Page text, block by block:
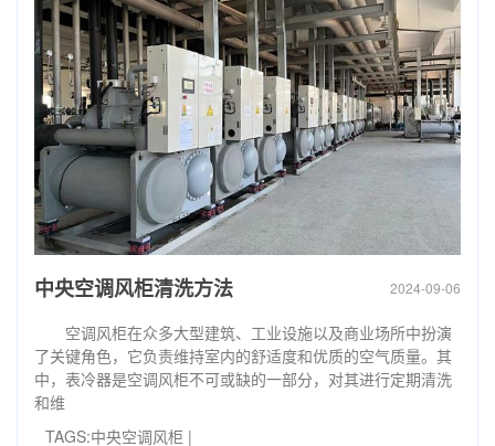
中央空调风柜清洗方法 2024-09-06
空调风柜在众多大型建筑、工业设施以及商业场所中扮演
了关键角色，它负责维持室内的舒适度和优质的空气质量。其
中，表冷器是空调风柜不可或缺的一部分，对其进行定期清洗
和维
TAGS:中央空调风柜 |